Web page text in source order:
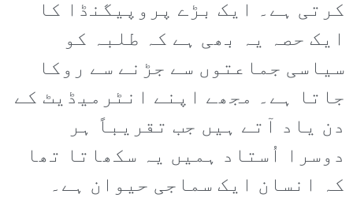
کرتی ہے۔ ایک بڑے پروپیگنڈا کا
ایک حصہ یہ بھی ہے کہ طلبہ کو
سیاسی جماعتوں سے جڑنے سے روکا
جاتا ہے۔ مجھے اپنے انٹرمیڈیٹ کے
دن یاد آتے ہیں جب تقریباً ہر
دوسرا اُستاد ہمیں یہ سکھاتا تھا
کہ انسان ایک سماجی حیوان ہے۔